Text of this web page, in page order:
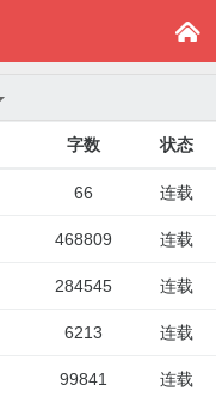

字数 状态
66 连载
468809 连载
284545 连载
6213 连载
99841 连载